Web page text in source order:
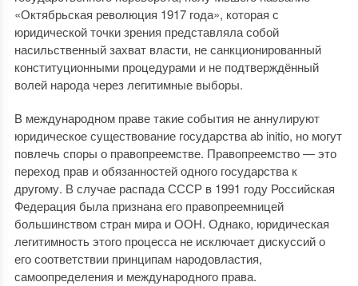
«Октябрьская революция 1917 года», которая с
юридической точки зрения представляла собой
насильственный захват власти, не санкционированный
конституционными процедурами и не подтверждённый
волей народа через легитимные выборы.
В международном праве такие события не аннулируют
юридическое существование государства ab initio, но могут
повлечь споры о правопреемстве. Правопреемство — это
переход прав и обязанностей одного государства к
другому. В случае распада СССР в 1991 году Российская
Федерация была признана его правопреемницей
большинством стран мира и ООН. Однако, юридическая
легитимность этого процесса не исключает дискуссий о
его соответствии принципам народовластия,
самоопределения и международного права.